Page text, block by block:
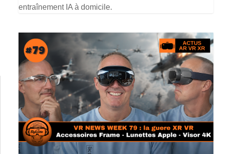
entraînement IA à domicile.